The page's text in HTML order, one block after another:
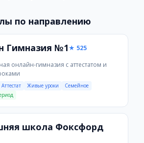
выпускников за 10 лет —
работы на сайте; Проблемы
вводный урок
ведется через
к ЕГЭ, Подготовка к ГИА (ОГЭ),
некоторые бесплатные
к школе
800 руб. на репетитора,
по направлению
Гимназия №1★ 525
онлайн-гимназия с аттестатом и
Аттестат Живые уроки
Семейное
школа Фоксфорд